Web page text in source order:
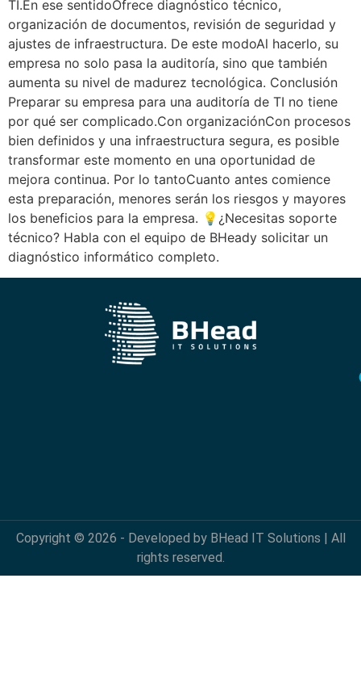
TI.En ese sentidoOfrece diagnóstico técnico,
organización de documentos, revisión de seguridad y
ajustes de infraestructura. De este modoAl hacerlo, su
empresa no solo pasa la auditoría, sino que también
aumenta su nivel de madurez tecnológica. Conclusión
Preparar su empresa para una auditoría de TI no tiene
por qué ser complicado.Con organizaciónCon procesos
bien definidos y una infraestructura segura, es posible
transformar este momento en una oportunidad de
mejora continua. Por lo tantoCuanto antes comience
esta preparación, menores serán los riesgos y mayores
los beneficios para la empresa. 💡¿Necesitas soporte
técnico? Habla con el equipo de BHeady solicitar un
diagnóstico informático completo.
Copyright © 2026 - Developed by BHead IT Solutions | All
rights reserved.